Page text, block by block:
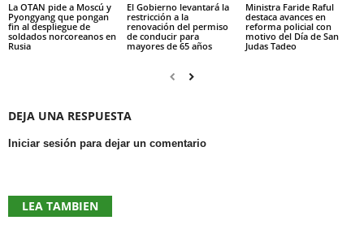
La OTAN pide a Moscú y
Pyongyang que pongan
fin al despliegue de
soldados norcoreanos en
Rusia
El Gobierno levantará la
restricción a la
renovación del permiso
de conducir para
mayores de 65 años
Ministra Faride Raful
destaca avances en
reforma policial con
motivo del Día de San
Judas Tadeo
DEJA UNA RESPUESTA
Iniciar sesión para dejar un comentario
LEA TAMBIEN